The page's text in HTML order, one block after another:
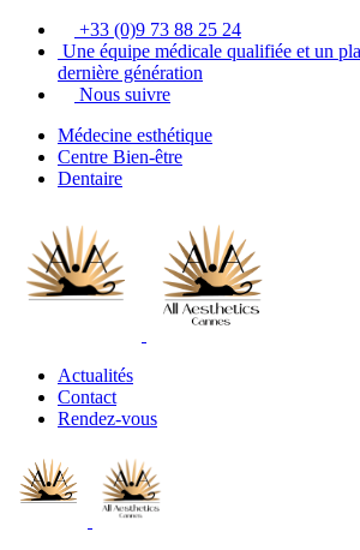
+33 (0)9 73 88 25 24
Une équipe médicale qualifiée et un
dernière génération
Nous suivre
Médecine esthétique
Centre Bien-être
Dentaire
Actualités
Contact
Rendez-vous